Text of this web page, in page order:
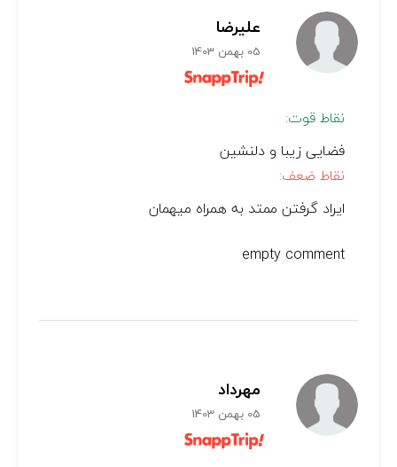
علیرضا
05 بهمن 1403
نقاط قوت:
فضایی زیبا و دلنشین
نقاط ضعف:
ایراد گرفتن ممتد به همراه میهمان
empty comment
مهرداد
05 بهمن 1403